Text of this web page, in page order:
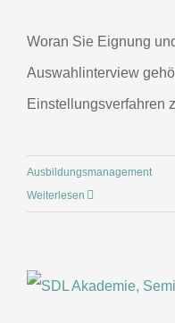
Woran Sie Eignung
Auswahlinterview
Einstellungsverfahren
Ausbildungsmanagement
Weiterlesen